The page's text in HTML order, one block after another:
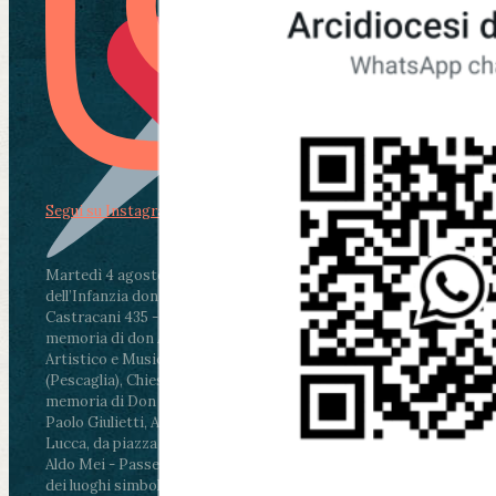
Martedì 4 agosto2026
ore 11:30 - Lucca, Scuola
dell’Infanzia don Aldo Mei - Viale Castruccio
Castracani 435 - Inaugurazione murales in
memoria di don Aldo Mei curato dal Liceo
Artistico e Musicale “Passaglia”
ore 18 - Fiano
(Pescaglia), Chiesa parrocchiale - Messa in
memoria di Don Aldo Mei celebrata da mons.
Paolo Giulietti, Arcivescovo di Lucca
ore 20.30 -
Lucca, da piazza San Michele al Cippo di don
Aldo Mei - Passeggiata della Memoria in alcuni
dei luoghi simbolo della città. Ritrovo alle ore
Segui su Instagram